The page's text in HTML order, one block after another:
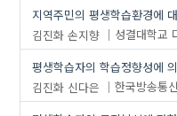
지역주민의 평생학습환경에
김진화 손지향 성결대학교
평생학습자의 학습정향성에
김진화 신다은 한국방송통